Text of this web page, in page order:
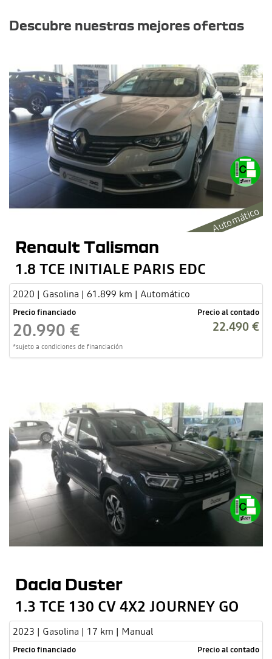
Descubre nuestras mejores ofertas
Automático
Renault Talisman
1.8 TCE INITIALE PARIS EDC
2020 | Gasolina | 61.899 km | Automático
Precio financiado
20.990 €
*sujeto a condiciones de financiación
Precio al contado
22.490 €
Dacia Duster
1.3 TCE 130 CV 4X2 JOURNEY GO
2023 | Gasolina | 17 km | Manual
Precio financiado Precio al contado